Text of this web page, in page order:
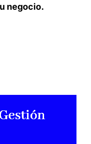
negocio.